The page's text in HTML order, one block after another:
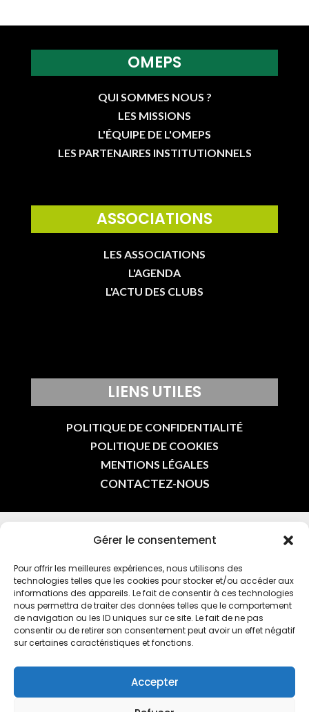
Gérer le consentement
Pour offrir les meilleures expériences, nous utilisons des
technologies telles que les cookies pour stocker et/ou accéder aux
informations des appareils. Le fait de consentir à ces technologies
nous permettra de traiter des données telles que le comportement
de navigation ou les ID uniques sur ce site. Le fait de ne pas
consentir ou de retirer son consentement peut avoir un effet négatif
sur certaines caractéristiques et fonctions.
Accepter
OMEPS
QUI SOMMES NOUS ?
LES MISSIONS
L'ÉQUIPE DE L'OMEPS
LES PARTENAIRES INSTITUTIONNELS
ASSOCIATIONS
LES ASSOCIATIONS
L'AGENDA
L'ACTU DES CLUBS
LIENS UTILES
POLITIQUE DE CONFIDENTIALITÉ
POLITIQUE DE COOKIES
MENTIONS LÉGALES
CONTACTEZ-NOUS
INSCRIVEZ-VOUS À LA NEWSLETTER DE L’OMEPS
En vous inscrivant à la newsletter, vous acceptez la
confidentialité